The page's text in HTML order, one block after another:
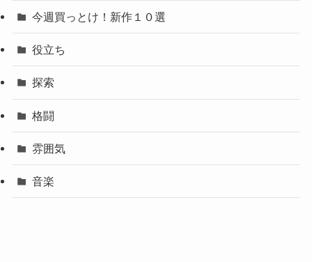
今週買っとけ！新作１０選
役立ち
探索
格闘
雰囲気
音楽